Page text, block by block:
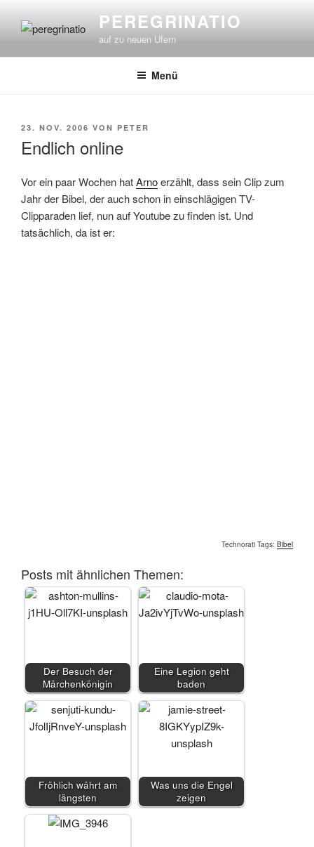
Inhalt
PEREGRINATIO
auf zu neuen Ufern
Menü
VERÖFFENTLICHT
23. NOV. 2006 VON PETER
Endlich online
Vor ein paar Wochen hatArnoerzählt, dass sein Clip zum
Jahr der Bibel, der auch schon in einschlägigen TV-
Clipparaden lief, nun auf Youtube zu finden ist. Und
tatsächlich, da ist er:
Technorati Tags: Bibel
Posts mit ähnlichen Themen:
Der Besuch der
Märchenkönigin
Eine Legion geht
baden
Fröhlich währt am
längsten
Was uns die Engel
zeigen